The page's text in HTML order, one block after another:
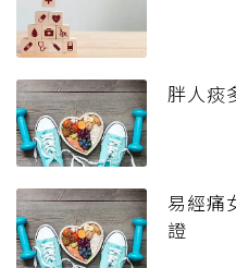
胖人痰
易經痛
證